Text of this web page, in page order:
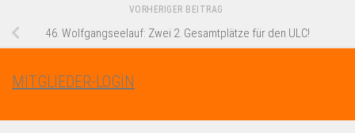
VORHERIGER BEITRAG
46. Wolfgangseelauf: Zwei 2. Gesamtplätze für den ULC!
MITGLIEDER-LOGIN